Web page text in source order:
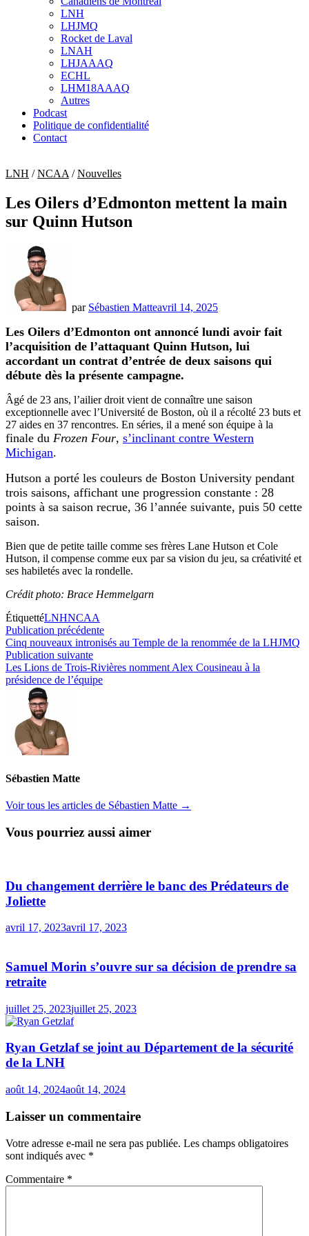
sub
menu
LNH
LHJMQ
Rocket de Laval
LNAH
LHJAAAQ
ECHL
LHM18AAAQ
Autres
Podcast
Politique de confidentialité
Contact
LNH /NCAA /Nouvelles
Les Oilers d’Edmonton mettent la main
sur Quinn Hutson
par Sébastien Matteavril 14, 2025
Les Oilers d’Edmonton ont annoncé lundi avoir fait
l’acquisition de l’attaquant Quinn Hutson, lui
accordant un contrat d’entrée de deux saisons qui
débute dès la présente campagne.
Âgé de 23 ans, l’ailier droit vient de connaître une saison
exceptionnelle avec l’Université de Boston, où il a récolté 23 buts et
27 aides en 37 rencontres. En séries, il a mené son équipe à la
finale du Frozen Four, s’inclinant contre Western
Michigan.
Hutson a porté les couleurs de Boston University pendant
trois saisons, affichant une progression constante : 28
points à sa saison recrue, 36 l’année suivante, puis 50 cette
saison.
Bien que de petite taille comme ses frères Lane Hutson et Cole
Hutson, il compense comme eux par sa vision du jeu, sa créativité et
ses habiletés avec la rondelle.
Crédit photo: Brace Hemmelgarn
ÉtiquettéLNHNCAA
Navigation
de
l’article
Publication précédentePublication
précédente :
Cinq nouveaux intronisés au Temple de la renommée de la LHJMQ
Publication suivantePublication
suivante :
Les Lions de Trois-Rivières nomment Alex Cousineau à la
présidence de l’équipe
Sébastien Matte
Voir tous les articles de Sébastien Matte →
Vous pourriez aussi aimer
Du changement derrière le banc des Prédateurs de
Joliette
avril 17, 2023avril 17, 2023
Samuel Morin s’ouvre sur sa décision de prendre sa
retraite
juillet 25, 2023juillet 25, 2023
Ryan Getzlaf se joint au Département de la sécurité
de la LNH
août 14, 2024août 14, 2024
Laisser un commentaire
Votre adresse e-mail ne sera pas publiée. Les champs obligatoires
sont indiqués avec *
Commentaire *